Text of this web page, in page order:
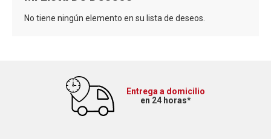
No tiene ningún elemento en su lista de deseos.
Entrega a domicilio
en 24 horas*